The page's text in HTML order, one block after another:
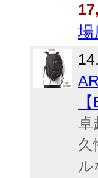
場
14.
卓
久